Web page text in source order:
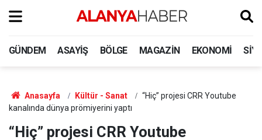
GÜNDEM ASAYIŞ BÖLGE MAGAZIN EKONOMI
Anasayfa Kültür - Sanat
“Hiç” projesi CRR Youtube
kanalında dünya prömiyerini yaptı
“Hiç” projesi CRR Youtube